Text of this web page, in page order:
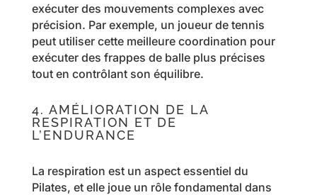
exécuter des mouvements complexes avec
précision. Par exemple, un joueur de tennis
peut utiliser cette meilleure coordination pour
exécuter des frappes de balle plus précises
tout en contrôlant son équilibre.
4. AMÉLIORATION DE LA
RESPIRATION ET DE
L’ENDURANCE
La respiration est un aspect essentiel du
Pilates, et elle joue un rôle fondamental dans